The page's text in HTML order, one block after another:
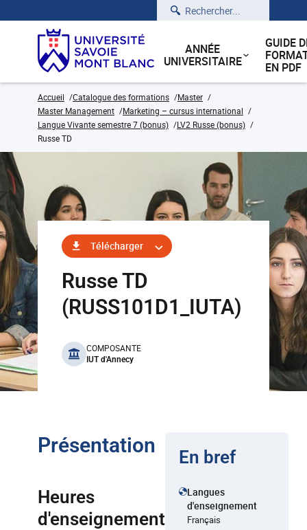
Rechercher
ANNÉE
UNIVERSITAIRE
GUIDE
EN PDF
Accueil Catalogue des formations
Master
Master Management
Marketing – cursus international
Langue Vivante semestre 7 (bonus)
LV2 Russe (bonus)
Russe TD
Télécharger
Russe TD
(RUSS101D1_IUTA)
benefits
COMPOSANTE
IUT d'Annecy
Présentation
Heures
d'enseignement
En bref
Langues
d'enseignement
Français